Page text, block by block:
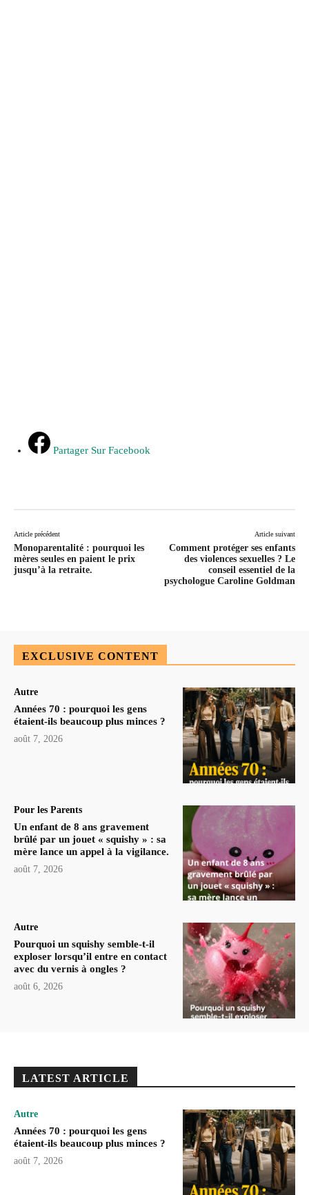
Partager Sur Facebook
Article précédent
Monoparentalité : pourquoi les
mères seules en paient le prix
jusqu’à la retraite.
Article suivant
Comment protéger ses enfants
des violences sexuelles ? Le
conseil essentiel de la
psychologue Caroline Goldman
EXCLUSIVE CONTENT
Autre
Années 70 : pourquoi les gens
étaient-ils beaucoup plus minces ?
août 7, 2026
Pour les Parents
Un enfant de 8 ans gravement
brûlé par un jouet « squishy » : sa
mère lance un appel à la vigilance.
août 7, 2026
Autre
Pourquoi un squishy semble-t-il
exploser lorsqu’il entre en contact
avec du vernis à ongles ?
août 6, 2026
LATEST ARTICLE
Autre
Années 70 : pourquoi les gens
étaient-ils beaucoup plus minces ?
août 7, 2026